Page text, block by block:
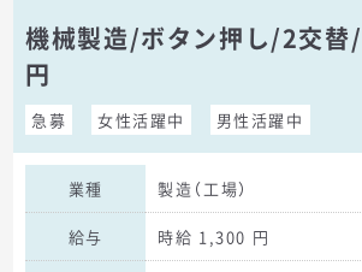
機械製造/ボタン押し/2交
円
急募 女性活躍中 男性活躍中
業種 製造（工場）
給与 時給 1,300 円